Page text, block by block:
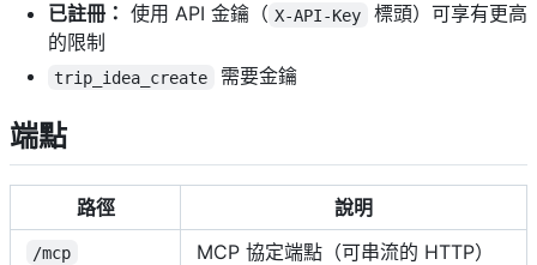
已註冊： 使用 API 金鑰（ X-API-Key
標頭）可享有更高
的限制
trip_idea_create 需要金鑰
端點
路徑 說明
/mcp MCP 協定端點（可串流的 HTTP）